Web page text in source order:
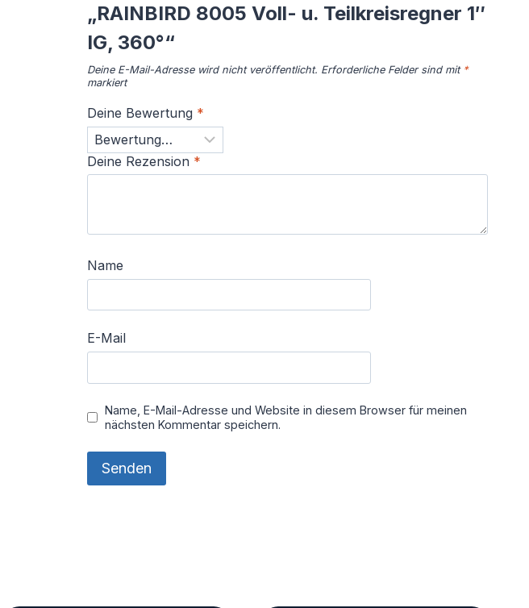
„RAINBIRD 8005 Voll- u. Teilkreisregner 1″
IG, 360°“
Deine E-Mail-Adresse wird nicht veröffentlicht. Erforderliche Felder sind mit *
markiert
Deine Bewertung *
Deine Rezension *
Name
E-Mail
Name, E-Mail-Adresse und Website in diesem Browser für meinen
nächsten Kommentar speichern.